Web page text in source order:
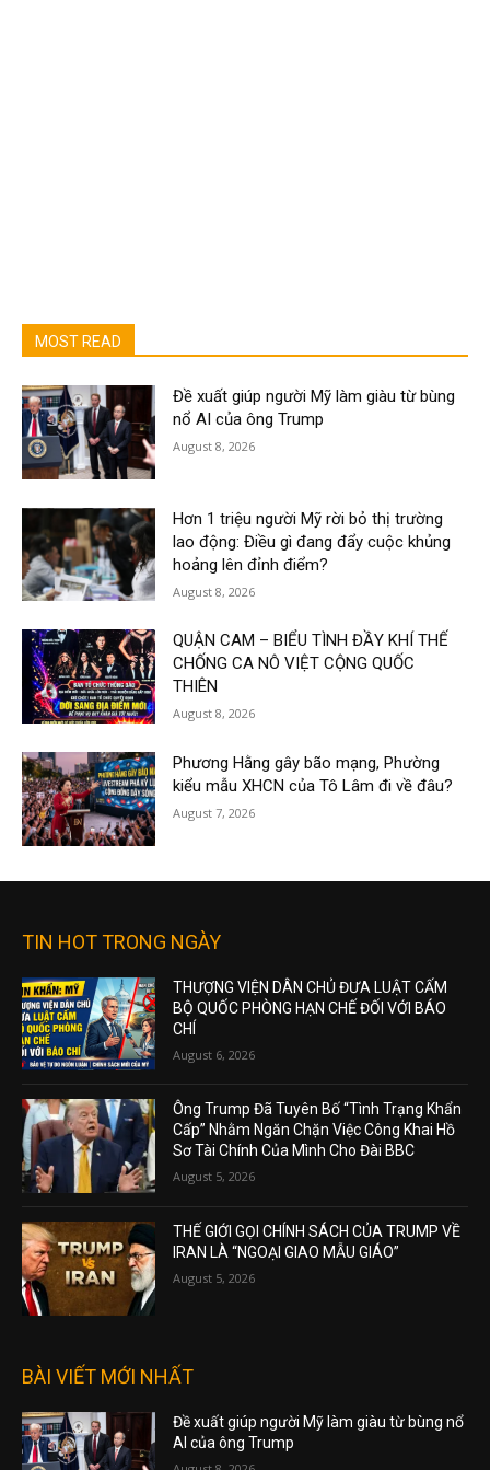
MOST READ
Đề xuất giúp người Mỹ làm giàu từ bùng
nổ AI của ông Trump
August 8, 2026
Hơn 1 triệu người Mỹ rời bỏ thị trường
lao động: Điều gì đang đẩy cuộc khủng
hoảng lên đỉnh điểm?
August 8, 2026
QUẬN CAM – BIỂU TÌNH ĐẦY KHÍ THẾ
CHỐNG CA NÔ VIỆT CỘNG QUỐC
THIÊN
August 8, 2026
Phương Hằng gây bão mạng, Phường
kiểu mẫu XHCN của Tô Lâm đi về đâu?
August 7, 2026
TIN HOT TRONG NGÀY
THƯỢNG VIỆN DÂN CHỦ ĐƯA LUẬT CẤM
BỘ QUỐC PHÒNG HẠN CHẾ ĐỐI VỚI BÁO
CHÍ
August 6, 2026
Ông Trump Đã Tuyên Bố “Tình Trạng Khẩn
Cấp” Nhằm Ngăn Chặn Việc Công Khai Hồ
Sơ Tài Chính Của Mình Cho Đài BBC
August 5, 2026
THẾ GIỚI GỌI CHÍNH SÁCH CỦA TRUMP VỀ
IRAN LÀ “NGOẠI GIAO MẪU GIÁO”
August 5, 2026
BÀI VIẾT MỚI NHẤT
Đề xuất giúp người Mỹ làm giàu từ bùng nổ
AI của ông Trump